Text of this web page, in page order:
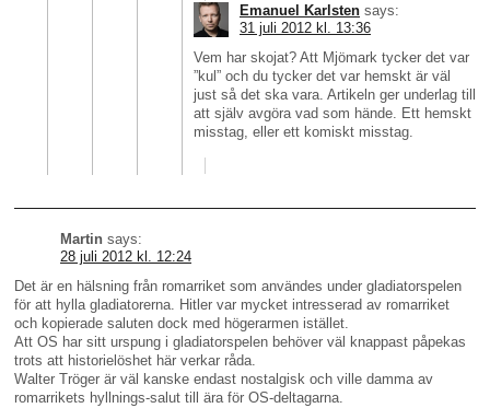
Emanuel Karlsten says:
31 juli 2012 kl. 13:36
Vem har skojat? Att Mjömark tycker det var
”kul” och du tycker det var hemskt är väl
just så det ska vara. Artikeln ger underlag till
att själv avgöra vad som hände. Ett hemskt
misstag, eller ett komiskt misstag.
Martin says:
28 juli 2012 kl. 12:24
Det är en hälsning från romarriket som användes under gladiatorspelen
för att hylla gladiatorerna. Hitler var mycket intresserad av romarriket
och kopierade saluten dock med högerarmen istället.
Att OS har sitt urspung i gladiatorspelen behöver väl knappast påpekas
trots att historielöshet här verkar råda.
Walter Tröger är väl kanske endast nostalgisk och ville damma av
romarrikets hyllnings-salut till ära för OS-deltagarna.